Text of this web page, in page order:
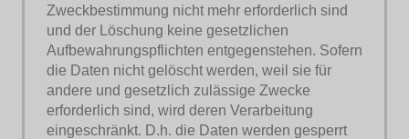
Zweckbestimmung nicht mehr erforderlich sind
und der Löschung keine gesetzlichen
Aufbewahrungspflichten entgegenstehen. Sofern
die Daten nicht gelöscht werden, weil sie für
andere und gesetzlich zulässige Zwecke
erforderlich sind, wird deren Verarbeitung
eingeschränkt. D.h. die Daten werden gesperrt